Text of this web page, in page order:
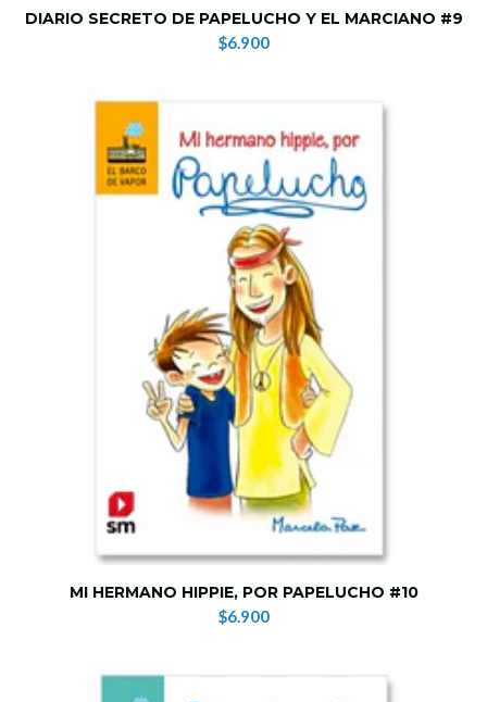
DIARIO SECRETO DE PAPELUCHO Y EL MARCIANO #9
$6.900
MI HERMANO HIPPIE, POR PAPELUCHO #10
$6.900